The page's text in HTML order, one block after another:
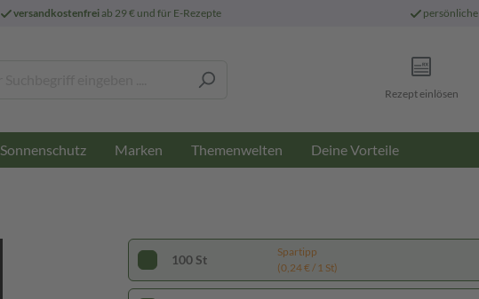
versandkostenfreiab 29 € und für E-Rezepte persönliche
Rezept einlösen
Sonnenschutz Marken Themenwelten Deine Vorteile
100 St
Spartipp
(0,24 € / 1 St)